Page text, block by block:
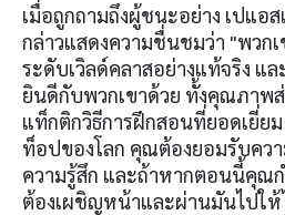
เมื่อถูกถามถึงผู้ชนะอย่าง เปแอ
กล่าวแสดงความชื่นชมว่า "พวก
ระดับเวิลด์คลาสอย่างแท้จริง แ
ยินดีกับพวกเขาด้วย ทั้งคุณภาพ
แท็กติกวิธีการฝึกสอนที่ยอดเยี่ย
ท็อปของโลก คุณต้องยอมรับคว
ความรู้สึก และถ้าหากตอนนี้คุณ
ต้องเผชิญหน้าและผ่านมันไปให้